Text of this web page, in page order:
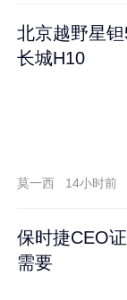
北京越野星
长城H10
莫一西 14小时前
保时捷CEO
需要